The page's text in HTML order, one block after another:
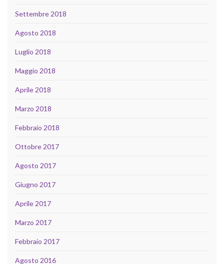
Settembre 2018
Agosto 2018
Luglio 2018
Maggio 2018
Aprile 2018
Marzo 2018
Febbraio 2018
Ottobre 2017
Agosto 2017
Giugno 2017
Aprile 2017
Marzo 2017
Febbraio 2017
Agosto 2016